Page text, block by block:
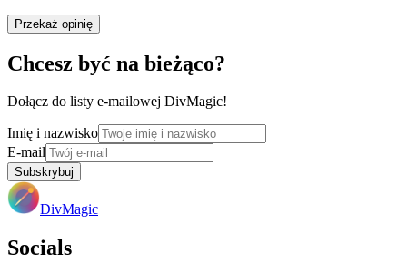
Przekaż opinię
Chcesz być na bieżąco?
Dołącz do listy e-mailowej DivMagic!
Imię i nazwisko
E-mail
Subskrybuj
DivMagic
Socials